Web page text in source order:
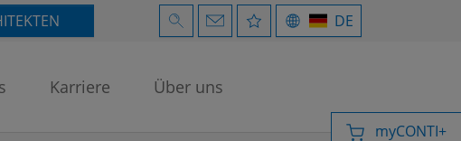
DE
Karriere Über uns
myCONTI+